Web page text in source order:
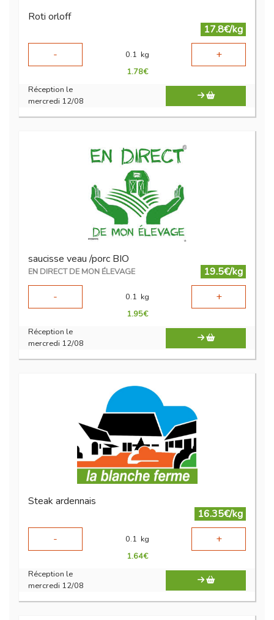
Roti orloff
17.8€/kg
-
0.1 kg +
1.78€
Réception le
mercredi 12/08
saucisse veau /porc BIO
EN DIRECT DE MON ÉLEVAGE
19.5€/kg
-
0.1 kg +
1.95€
Réception le
mercredi 12/08
Steak ardennais
16.35€/kg
-
0.1 kg +
1.64€
Réception le
mercredi 12/08